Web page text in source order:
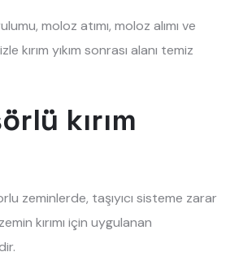
moloz atımı, moloz alımı ve
kırım yıkım sonrası alanı temiz
kırım
zeminlerde, taşıyıcı sisteme zarar
kırımı için uygulanan